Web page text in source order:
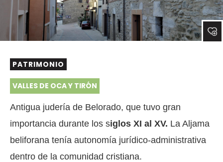
PATRIMONIO
VALLES DE OCA Y TIRÓN
Antigua judería de Belorado, que tuvo gran
importancia durante los siglos XI al XV. La Aljama
beliforana tenía autonomía jurídico-administrativa
dentro de la comunidad cristiana.